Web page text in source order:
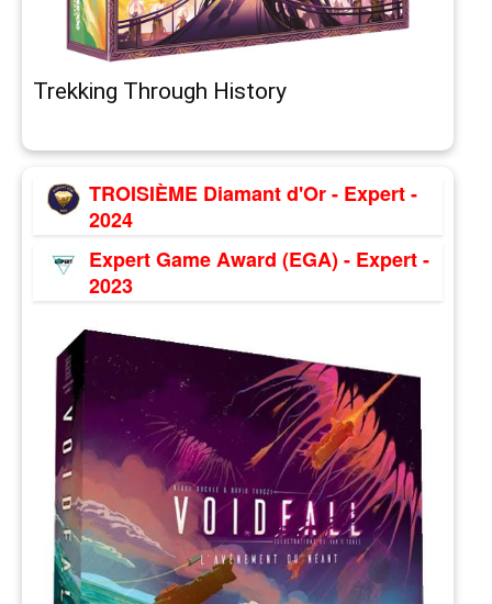
Trekking Through History
TROISIÈME Diamant d'Or - Expert -
2024
Expert Game Award (EGA) - Expert -
2023